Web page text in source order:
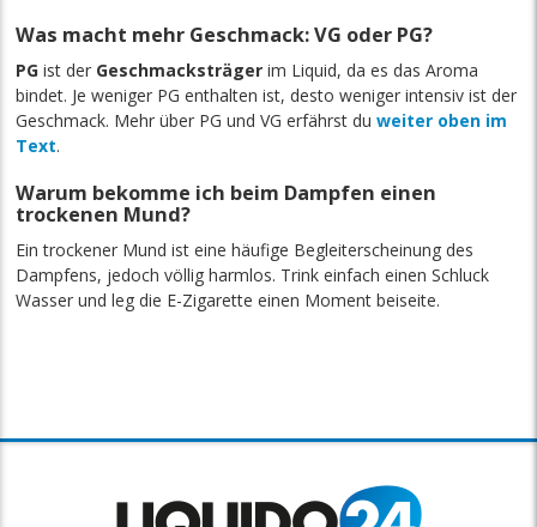
Was macht mehr Geschmack: VG oder PG?
PG ist der Geschmacksträger im Liquid, da es das Aroma
bindet. Je weniger PG enthalten ist, desto weniger intensiv ist der
Geschmack. Mehr über PG und VG erfährst duweiter oben im
Text.
Warum bekomme ich beim Dampfen einen
trockenen Mund?
Ein trockener Mund ist eine häufige Begleiterscheinung des
Dampfens, jedoch völlig harmlos. Trink einfach einen Schluck
Wasser und leg die E-Zigarette einen Moment beiseite.